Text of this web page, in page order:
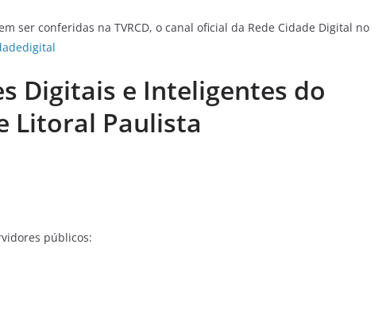
ser conferidas na TVRCD, o canal oficial da Rede Cidade Digital no
Digitais e Inteligentes do
Litoral Paulista
públicos: